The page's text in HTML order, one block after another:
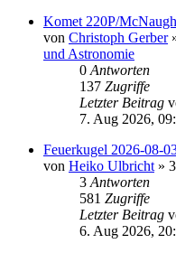
Komet 220P/
von Christoph Gerber
und Astronomie
0 Antworten
137 Zugriffe
Letzter Beitrag
7. Aug 2026,
Feuerkugel 2026-08-
von Heiko Ulbricht »
3 Antworten
581 Zugriffe
Letzter Beitrag
6. Aug 2026,